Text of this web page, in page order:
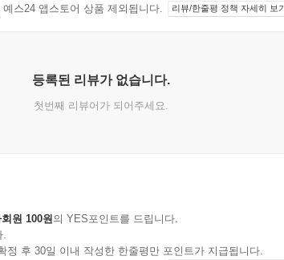
스24 앱스토어 상품 제외됩니다.
리뷰/한줄평 정책 자세히 보기
등록된 리뷰가 없습니다.
첫번째 리뷰어가 되어주세요.
원 100원의 YES포인트를 드립니다.
.
후 30일 이내 작성한 한줄평만 포인트가 지급됩니다.